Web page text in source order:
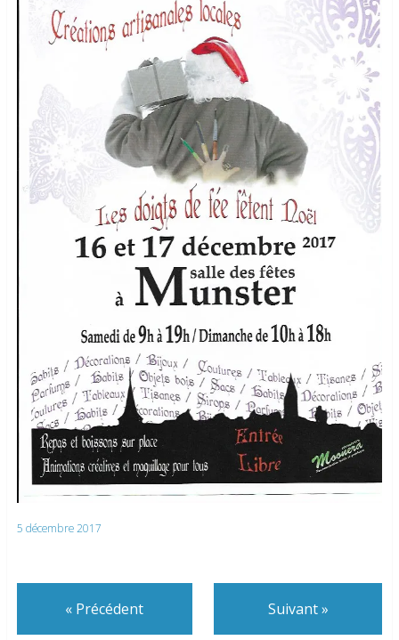
5 décembre 2017
« Précédent Suivant»